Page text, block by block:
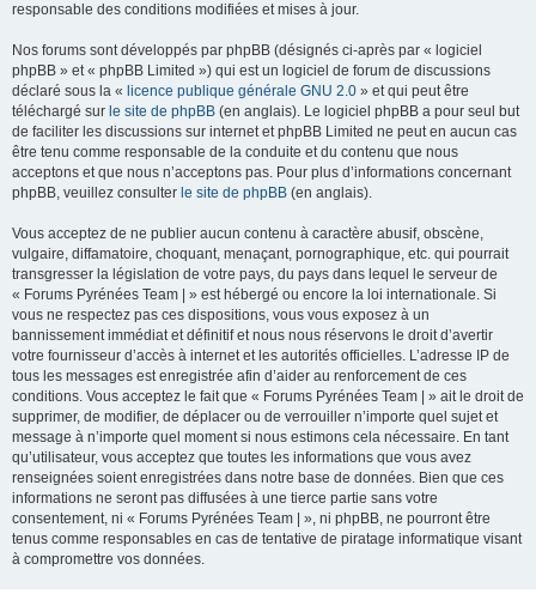
responsable des conditions modifiées et mises à jour.
Nos forums sont développés par phpBB (désignés ci-après par « logiciel
phpBB » et « phpBB Limited ») qui est un logiciel de forum de discussions
déclaré sous la « licence publique générale GNU 2.0 » et qui peut être
téléchargé sur le site de phpBB (en anglais). Le logiciel phpBB a pour seul but
de faciliter les discussions sur internet et phpBB Limited ne peut en aucun cas
être tenu comme responsable de la conduite et du contenu que nous
acceptons et que nous n’acceptons pas. Pour plus d’informations concernant
phpBB, veuillez consulter le site de phpBB (en anglais).
Vous acceptez de ne publier aucun contenu à caractère abusif, obscène,
vulgaire, diffamatoire, choquant, menaçant, pornographique, etc. qui pourrait
transgresser la législation de votre pays, du pays dans lequel le serveur de
« Forums Pyrénées Team | » est hébergé ou encore la loi internationale. Si
vous ne respectez pas ces dispositions, vous vous exposez à un
bannissement immédiat et définitif et nous nous réservons le droit d’avertir
votre fournisseur d’accès à internet et les autorités officielles. L’adresse IP de
tous les messages est enregistrée afin d’aider au renforcement de ces
conditions. Vous acceptez le fait que « Forums Pyrénées Team | » ait le droit de
supprimer, de modifier, de déplacer ou de verrouiller n’importe quel sujet et
message à n’importe quel moment si nous estimons cela nécessaire. En tant
qu’utilisateur, vous acceptez que toutes les informations que vous avez
renseignées soient enregistrées dans notre base de données. Bien que ces
informations ne seront pas diffusées à une tierce partie sans votre
consentement, ni « Forums Pyrénées Team | », ni phpBB, ne pourront être
tenus comme responsables en cas de tentative de piratage informatique visant
à compromettre vos données.